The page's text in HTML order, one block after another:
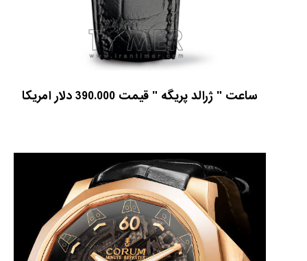
ساعت " ژرالد پریگه " قیمت 390.000 دلار امریکا